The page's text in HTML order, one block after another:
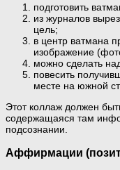
подготовить
из журналов
цель;
в центр ватмана
изображение
можно сделать
повесить
месте на южной
Этот коллаж должен
содержащаяся там
подсознании.
Аффирмации